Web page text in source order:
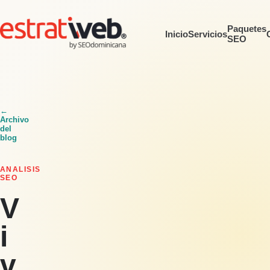
InicioServiciosPaquetes
SEO
←
Archivo
del
blog
ANALISIS
SEO
V
i